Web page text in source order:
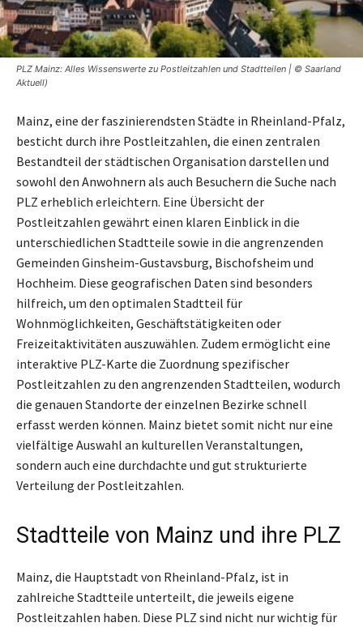
PLZ Mainz: Alles Wissenswerte zu Postleitzahlen und Stadtteilen | © Saarland
Aktuell)
Mainz, eine der faszinierendsten Städte in Rheinland-Pfalz,
besticht durch ihre Postleitzahlen, die einen zentralen
Bestandteil der städtischen Organisation darstellen und
sowohl den Anwohnern als auch Besuchern die Suche nach
PLZ erheblich erleichtern. Eine Übersicht der
Postleitzahlen gewährt einen klaren Einblick in die
unterschiedlichen Stadtteile sowie in die angrenzenden
Gemeinden Ginsheim-Gustavsburg, Bischofsheim und
Hochheim. Diese geografischen Daten sind besonders
hilfreich, um den optimalen Stadtteil für
Wohnmöglichkeiten, Geschäftstätigkeiten oder
Freizeitaktivitäten auszuwählen. Zudem ermöglicht eine
interaktive PLZ-Karte die Zuordnung spezifischer
Postleitzahlen zu den angrenzenden Stadtteilen, wodurch
die genauen Standorte der einzelnen Bezirke schnell
erfasst werden können. Mainz bietet somit nicht nur eine
vielfältige Auswahl an kulturellen Veranstaltungen,
sondern auch eine durchdachte und gut strukturierte
Verteilung der Postleitzahlen.
Stadtteile von Mainz und ihre PLZ
Mainz, die Hauptstadt von Rheinland-Pfalz, ist in
zahlreiche Stadtteile unterteilt, die jeweils eigene
Postleitzahlen haben. Diese PLZ sind nicht nur wichtig für